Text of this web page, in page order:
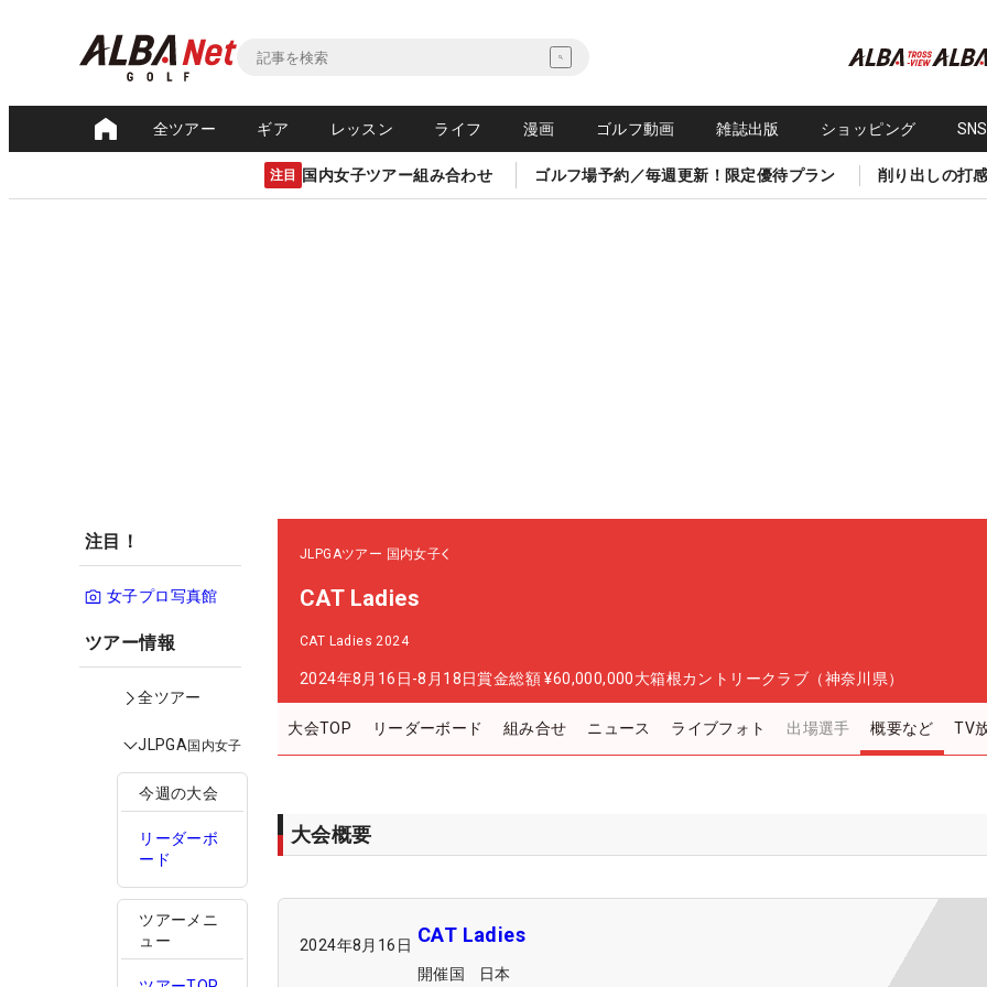
全ツアー ギア レッスン ライフ 漫画 ゴルフ動画 雑誌出版 ショッピング
注目 国内女子ツアー組み合わせ ゴルフ場予約／毎週更新！限定優待プラン 削り出しの打
注目！
女子プロ写真館
ツアー情報
全ツアー
JLPGA国内女子
今週の大会
リーダーボ
ード
ツアーメニ
ュー
JLPGAツアー 国内女子
CAT Ladies
CAT Ladies 2024
2024年8月16日-8月18日賞金総額 ¥60,000,000大箱根カントリークラブ（神奈川県）
大会TOP リーダーボード 組み合せ ニュース ライブフォト 出場選手 概要など TV
大会概要
2024年8月16日 CAT Ladies
開催国 日本